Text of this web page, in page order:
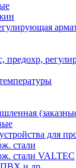
предохр,
для
стали
стали VALTEC